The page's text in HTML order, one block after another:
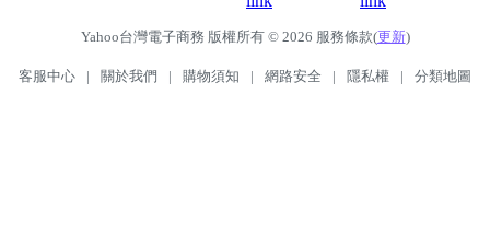
Yahoo台灣電子商務 版權所有 © 2026 服務條款(更新)
客服中心 | 關於我們 | 購物須知 | 網路安全 | 隱私權 | 分類地圖